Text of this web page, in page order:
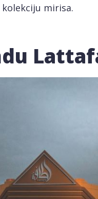
mirisa.